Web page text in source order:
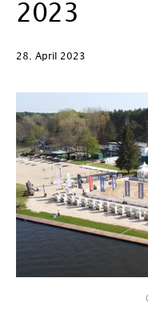
2023
28. April 2023